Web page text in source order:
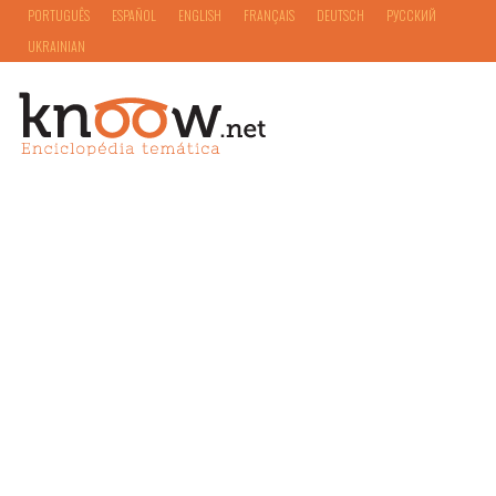
PORTUGUÊS ESPAÑOL ENGLISH FRANÇAIS DEUTSCH
РУССКИЙ
UKRAINIAN